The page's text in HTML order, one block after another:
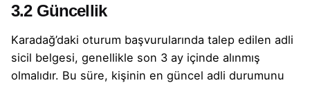
3.2 Güncellik
Karadağ’daki oturum başvurularında talep edilen adli
sicil belgesi, genellikle son 3 ay içinde alınmış
olmalıdır. Bu süre, kişinin en güncel adli durumunu